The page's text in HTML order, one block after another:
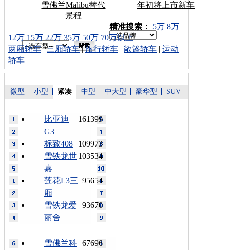
雪佛兰Malibu替代
景程
年初将上市新车
车型搜索：
精准搜索： 5万 8万
12万 15万 22万 35万 50万 70万以上
两厢轿车|三厢轿车|旅行轿车 | 敞篷轿车 | 运动
轿车
微型 小型 紧凑 中型 中大型 豪华型 SUV
161399
比亚迪
G3
109973
标致408
103534
雪铁龙世
嘉
95654
莲花L3三
厢
93670
雪铁龙爱
丽舍
67696
雪佛兰科